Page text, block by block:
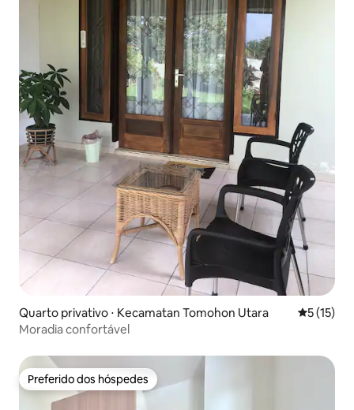
Quarto privativo ⋅ Kecamatan Tomohon Utara 5 de uma
5 (15)
Moradia confortável
Preferido dos hóspedes
Preferido dos hóspedes